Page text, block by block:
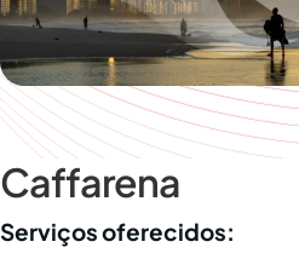
Caffarena
Serviços oferecidos: